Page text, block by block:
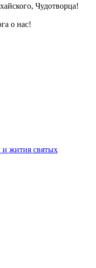
Чудотворца!
о нас!
и жития святых